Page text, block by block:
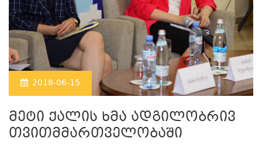
2018-06-15
მეტი ქალის ხმა ადგილობრივ
თვითმმართველობაში